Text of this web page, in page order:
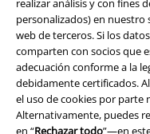
realizar análisis y con fines
personalizados) en nuestro
web de terceros. Si los
comparten con socios que
adecuación conforme a la
debidamente certificados.
el uso de cookies por parte
Alternativamente, puedes
en “Rechazar todo”—en
Legal
Términos y Condiciones
Aviso Legal
Ley protección de datos